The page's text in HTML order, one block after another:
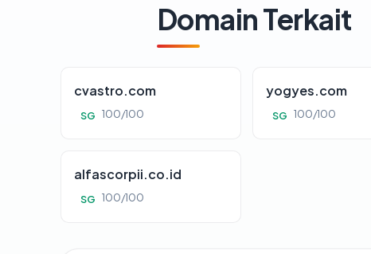
Domain Terkait
cvastro.com
SG 100/100
yogyes.com
SG 100/100
alfascorpii.co.id
SG 100/100